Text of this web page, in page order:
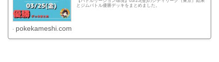
とジムバトル優勝デッキをまとめました。
pokekameshi.com